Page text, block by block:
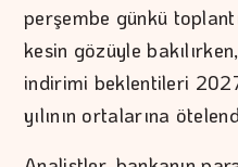
perşembe günkü
kesin gözüyle
indirimi beklentileri
yılının ortalarına